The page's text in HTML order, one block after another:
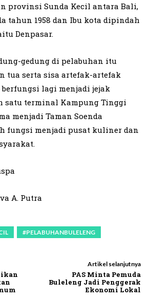
provinsi Sunda Kecil antara Bali,
tahun 1958 dan Ibu kota dipindah
Denpasar.
gedung di pelabuhan itu
tua serta sisa artefak-artefak
lagi menjadi jejak
satu terminal Kampung Tinggi
menjadi Taman Soenda
fungsi menjadi pusat kuliner dan
A. Putra
#PELABUHANBULELENG
Artikel selanjutnya
PAS Minta Pemuda
Buleleng Jadi Penggerak
Ekonomi Lokal